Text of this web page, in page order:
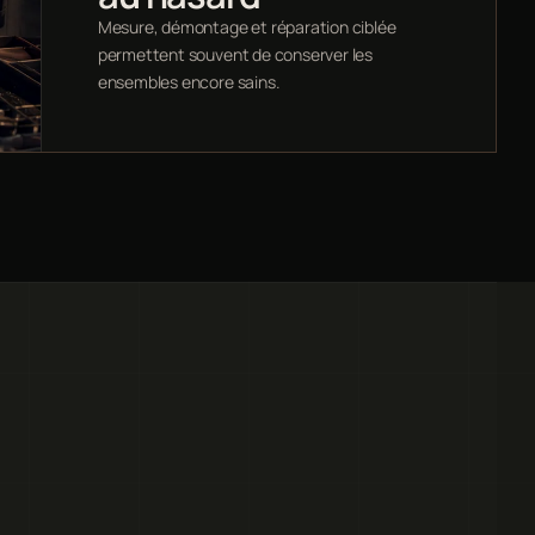
Mesure, démontage et réparation ciblée
permettent souvent de conserver les
ensembles encore sains.